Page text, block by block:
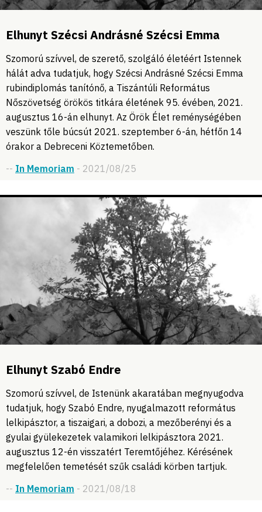
Elhunyt Szécsi Andrásné Szécsi Emma
Szomorú szívvel, de szerető, szolgáló életéért Istennek
hálát adva tudatjuk, hogy Szécsi Andrásné Szécsi Emma
rubindiplomás tanítónő, a Tiszántúli Református
Nőszövetség örökös titkára életének 95. évében, 2021.
augusztus 16-án elhunyt. Az Örök Élet reménységében
veszünk tőle búcsút 2021. szeptember 6-án, hétfőn 14
órakor a Debreceni Köztemetőben.
-- In Memoriam - 2021/08/25
Elhunyt Szabó Endre
Szomorú szívvel, de Istenünk akaratában megnyugodva
tudatjuk, hogy Szabó Endre, nyugalmazott református
lelkipásztor, a tiszaigari, a dobozi, a mezőberényi és a
gyulai gyülekezetek valamikori lelkipásztora 2021.
augusztus 12-én visszatért Teremtőjéhez. Kérésének
megfelelően temetését szűk családi körben tartjuk.
-- In Memoriam - 2021/08/18